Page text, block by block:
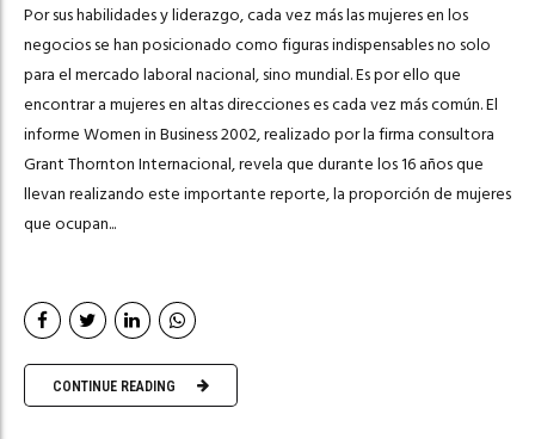
Por sus habilidades y liderazgo, cada vez más las mujeres en los
negocios se han posicionado como figuras indispensables no solo
para el mercado laboral nacional, sino mundial. Es por ello que
encontrar a mujeres en altas direcciones es cada vez más común. El
informe Women in Business 2002, realizado por la firma consultora
Grant Thornton Internacional, revela que durante los 16 años que
llevan realizando este importante reporte, la proporción de mujeres
que ocupan...
CONTINUE READING